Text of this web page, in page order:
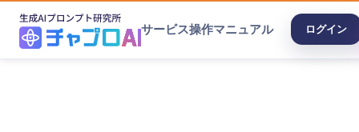
サービス操作マニュアル ログイン